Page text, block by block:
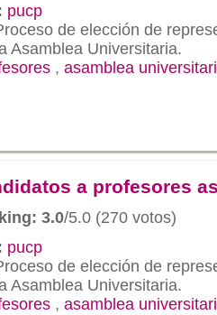
pucp
de elección de
Asamblea Universitaria.
, asamblea
a profesores
3.0/5.0 (270 votos)
pucp
de elección de
Asamblea Universitaria.
, asamblea